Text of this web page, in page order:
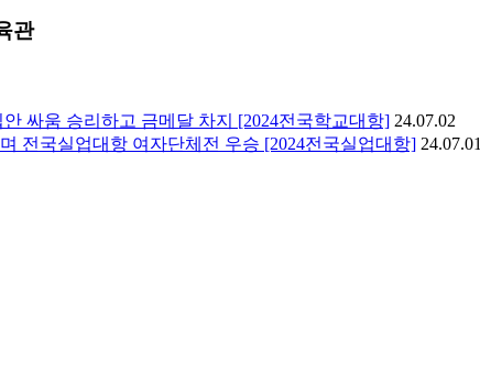
관
싸움 승리하고 금메달 차지 [2024전국학교대항] 24.07.02
전국실업대항 여자단체전 우승 [2024전국실업대항] 24.07.01